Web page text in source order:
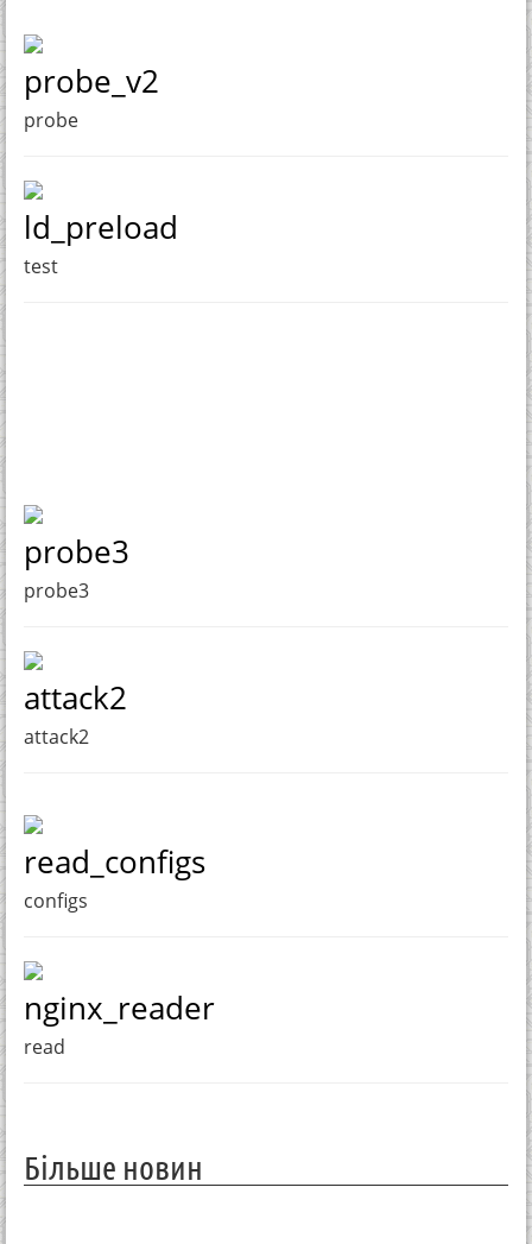
probe_v2
probe
ld_preload
test
probe3
probe3
attack2
attack2
read_configs
configs
nginx_reader
read
Більше новин